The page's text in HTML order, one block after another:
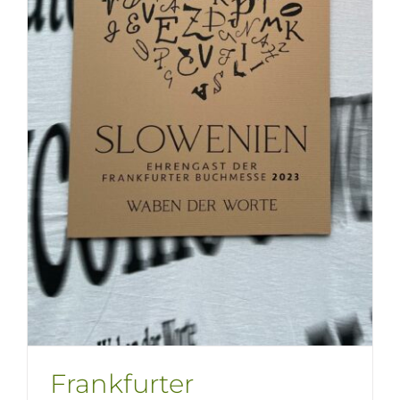
Frankfurter